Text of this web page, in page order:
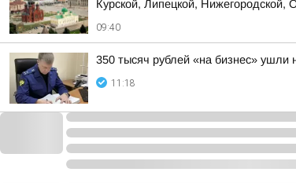
Курской, Липецкой, Нижегородской,
09:40
350 тысяч рублей «на бизнес» ушли
11:18